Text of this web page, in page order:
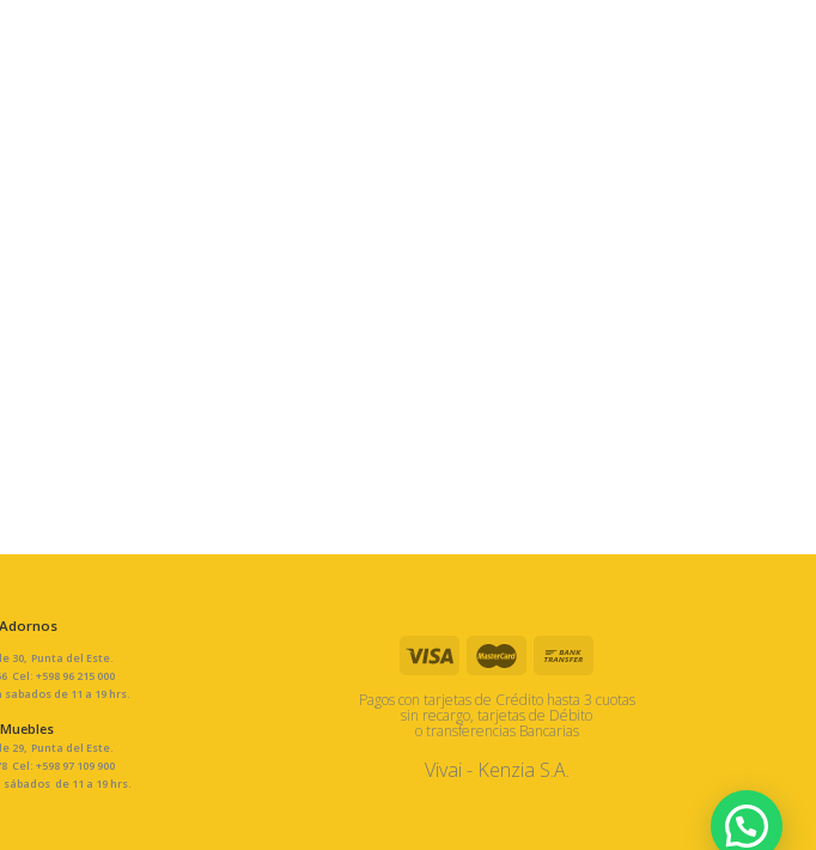
30, Punta del Este.
Cel: +598 96 215 000
de 11 a 19 hrs.
29, Punta del Este.
Cel: +598 97 109 900
de 11 a 19 hrs.
Pagos con tarjetas de Crédito hasta 3 cuotas
sin recargo, tarjetas de Débito
o transferencias Bancarias
Vivai - Kenzia S.A.